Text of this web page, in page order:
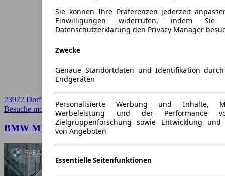
23972 Dorf Mecklenburg/Wismar
Besuche mobile.de➚
BMW M135 xDrive inkl. Dachbox 320
Sie können Ihre Präferenzen jederzeit
Einwilligungen widerrufen, indem
Datenschutzerklärung den Privacy Manager
Zwecke
Genaue Standortdaten und Identifikation
Endgeräten
Personalisierte Werbung und Inhalte,
Werbeleistung und der Performance
Zielgruppenforschung sowie Entwicklung und
von Angeboten
Essentielle Seitenfunktionen